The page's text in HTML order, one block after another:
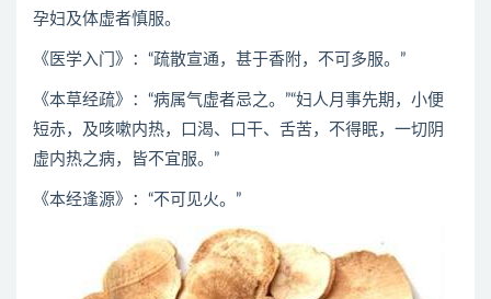
孕妇及体虚者慎服。
《医学入门》：“疏散宣通，甚于香附，不可多服。”
《本草经疏》：“病属气虚者忌之。”“妇人月事先期，小便
短赤，及咳嗽内热，口渴、口干、舌苦，不得眠，一切阴
虚内热之病，皆不宜服。”
《本经逢源》：“不可见火。”